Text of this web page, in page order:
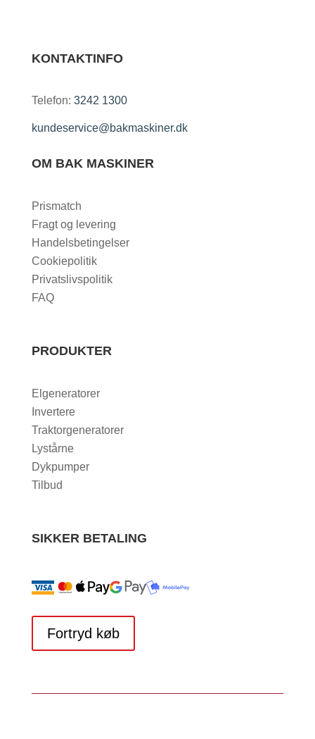
KONTAKTINFO
Telefon: 3242 1300
kundeservice@bakmaskiner.dk
OM BAK MASKINER
Prismatch
Fragt og levering
Handelsbetingelser
Cookiepolitik
Privatslivspolitik
FAQ
PRODUKTER
Elgeneratorer
Invertere
Traktorgeneratorer
Lystårne
Dykpumper
Tilbud
SIKKER BETALING
Fortryd køb